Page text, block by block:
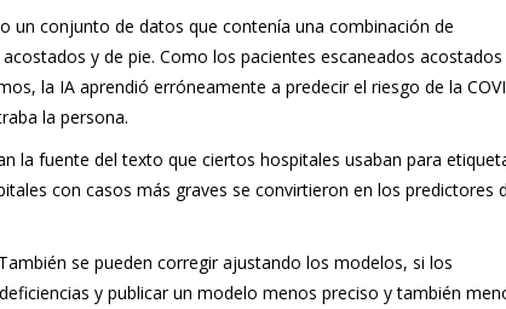
un conjunto de datos que contenía una combinación de
y de pie. Como los pacientes escaneados acostados
la IA aprendió erróneamente a predecir el riesgo de la
la persona.
la fuente del texto que ciertos hospitales usaban para
con casos más graves se convirtieron en los predictores
se pueden corregir ajustando los modelos, si los
y publicar un modelo menos preciso y también